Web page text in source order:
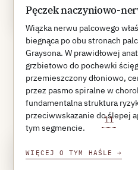
WIĘCEJ O TYM HAŚLE→
Pęczek naczyniowo-
Wiązka nerwu palcowego
biegnąca po obu stronach
Graysona. W prawidłowej
grzbietowo do pochewki
przemieszczony dłoniowo,
przez pasmo spiralne w
fundamentalna struktura
przeciwwskazanie do ślepej
tym segmencie.
WIĘCEJ O TYM HAŚLE→
anatomiczna pułapka
paliczku bliższym oraz
palcowej.
klasyczny model
dystalną oraz wariant
przesuwając granice
klasyczny obszar11